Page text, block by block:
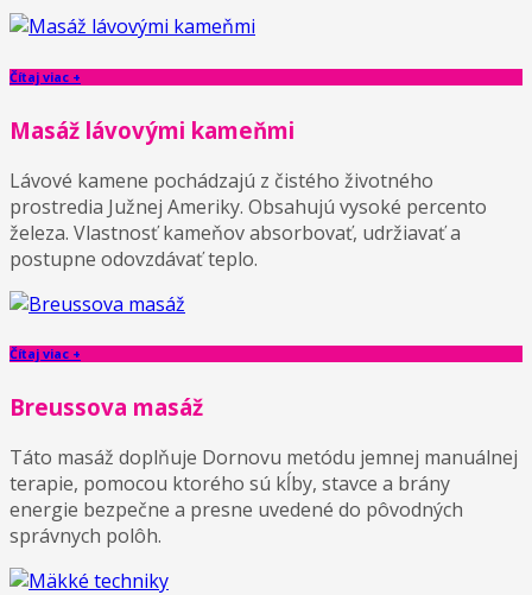
Čítaj viac +
Masáž lávovými kameňmi
Lávové kamene pochádzajú z čistého životného
prostredia Južnej Ameriky. Obsahujú vysoké percento
železa. Vlastnosť kameňov absorbovať, udržiavať a
postupne odovzdávať teplo.
Čítaj viac +
Breussova masáž
Táto masáž doplňuje Dornovu metódu jemnej manuálnej
terapie, pomocou ktorého sú kĺby, stavce a brány
energie bezpečne a presne uvedené do pôvodných
správnych polôh.